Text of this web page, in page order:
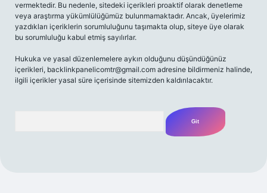
vermektedir. Bu nedenle, sitedeki içerikleri proaktif olarak denetleme
veya araştırma yükümlülüğümüz bulunmamaktadır. Ancak, üyelerimiz
yazdıkları içeriklerin sorumluluğunu taşımakta olup, siteye üye olarak
bu sorumluluğu kabul etmiş sayılırlar.
Hukuka ve yasal düzenlemelere aykırı olduğunu düşündüğünüz
içerikleri, backlinkpanelicomtr@gmail.com adresine bildirmeniz halinde,
ilgili içerikler yasal süre içerisinde sitemizden kaldırılacaktır.